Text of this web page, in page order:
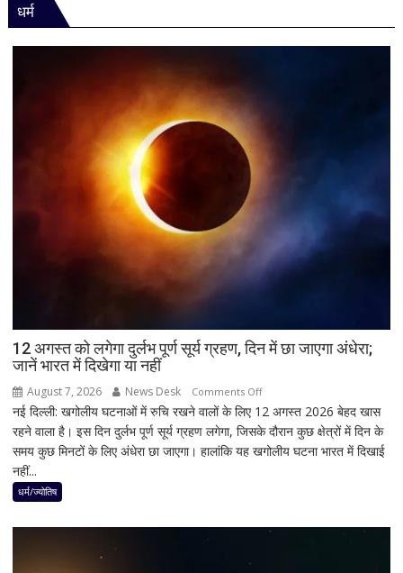
खुली
चेतावनी;
भी
सुनाई
खरी
धर्म
12 अगस्त को लगेगा दुर्लभ पूर्ण सूर्य ग्रहण, दिन में छा जाएगा अंधेरा;
जानें भारत में दिखेगा या नहीं
August 7, 2026 News Desk Comments Offon
12
अगस्त
को
सूर्य
नई दिल्ली: खगोलीय घटनाओं में रुचि रखने वालों के लिए 12 अगस्त 2026 बेहद खास
रहने वाला है। इस दिन दुर्लभ पूर्ण सूर्य ग्रहण लगेगा, जिसके दौरान कुछ क्षेत्रों में दिन के
समय कुछ मिनटों के लिए अंधेरा छा जाएगा। हालांकि यह खगोलीय घटना भारत में दिखाई
नहीं...
धर्म/ज्योतिष